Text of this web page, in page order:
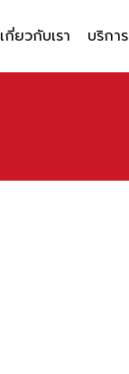
เกี่ยวกับเรา บริการ